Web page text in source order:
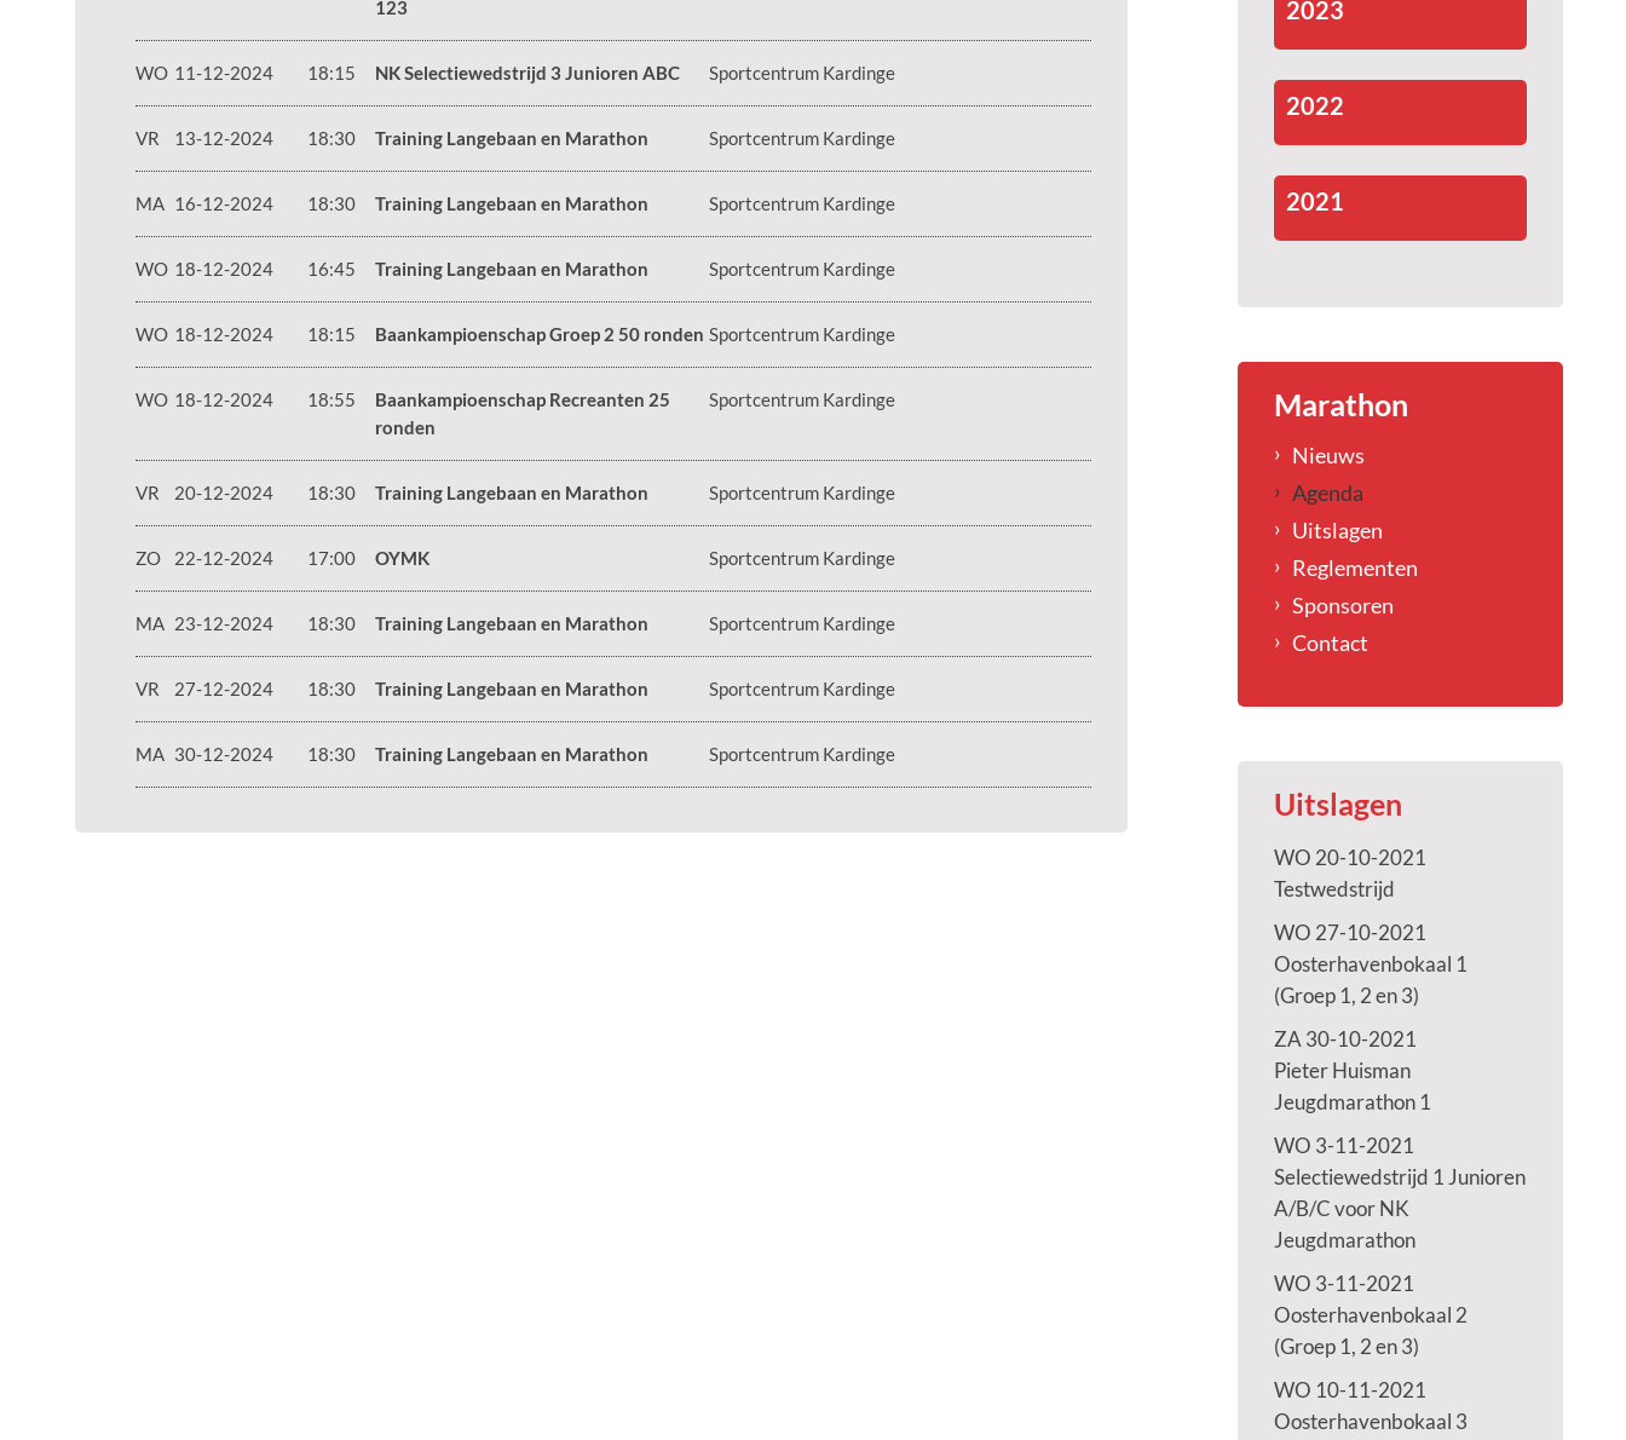
123
WO 11-12-2024 18:15 NK Selectiewedstrijd 3 Junioren ABC Sportcentrum Kardinge
VR 13-12-2024 18:30 Training Langebaan en Marathon Sportcentrum Kardinge
MA 16-12-2024 18:30 Training Langebaan en Marathon Sportcentrum Kardinge
WO 18-12-2024 16:45 Training Langebaan en Marathon Sportcentrum Kardinge
WO 18-12-2024 18:15 Baankampioenschap Groep 2 50 ronden Sportcentrum Kardinge
WO 18-12-2024 18:55
Baankampioenschap Recreanten 25
ronden
Sportcentrum Kardinge
VR 20-12-2024 18:30 Training Langebaan en Marathon Sportcentrum Kardinge
ZO 22-12-2024 17:00 OYMK Sportcentrum Kardinge
MA 23-12-2024 18:30 Training Langebaan en Marathon Sportcentrum Kardinge
VR 27-12-2024 18:30 Training Langebaan en Marathon Sportcentrum Kardinge
MA 30-12-2024 18:30 Training Langebaan en Marathon Sportcentrum Kardinge
2023
2022
2021
Marathon
Nieuws
Agenda
Uitslagen
Reglementen
Sponsoren
Contact
Uitslagen
WO 20-10-2021
Testwedstrijd
WO 27-10-2021
Oosterhavenbokaal 1
(Groep 1, 2 en 3)
ZA 30-10-2021
Pieter Huisman
Jeugdmarathon 1
WO 3-11-2021
Selectiewedstrijd 1 Junioren
A/B/C voor NK
Jeugdmarathon
WO 3-11-2021
Oosterhavenbokaal 2
(Groep 1, 2 en 3)
WO 10-11-2021
Oosterhavenbokaal 3